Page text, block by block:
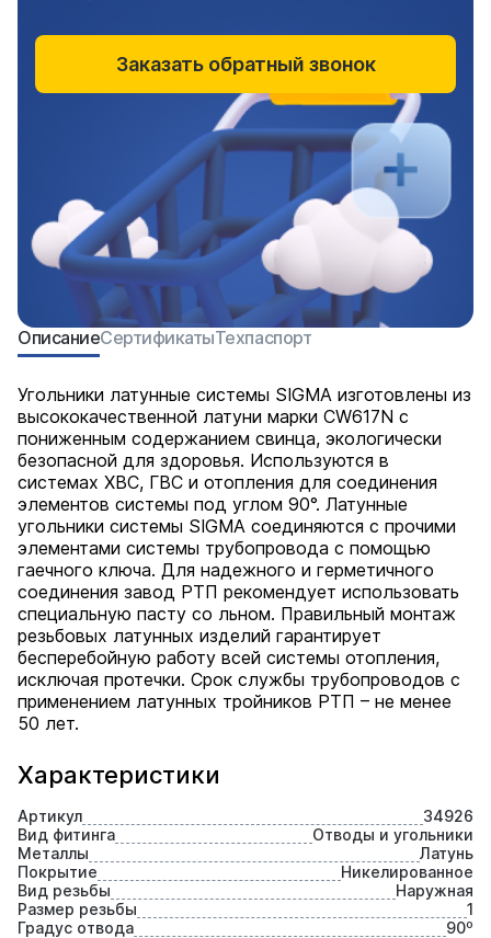
Характеристики
Артикул
34926
Вид фитинга
Отводы и угольники
Металлы
Латунь
Покрытие
Никелированное
Вид резьбы
Наружная
Размер резьбы
1
Градус отвода
90⁰
ОписаниеСертификатыТехпаспорт
Угольники латунные системы SIGMA изготовлены из
высококачественной латуни марки CW617N с
пониженным содержанием свинца, экологически
безопасной для здоровья. Используются в
системах ХВС, ГВС и отопления для соединения
элементов системы под углом 90°. Латунные
угольники системы SIGMA соединяются с прочими
элементами системы трубопровода с помощью
гаечного ключа. Для надежного и герметичного
соединения завод РТП рекомендует использовать
специальную пасту со льном. Правильный монтаж
резьбовых латунных изделий гарантирует
бесперебойную работу всей системы отопления,
исключая протечки. Срок службы трубопроводов с
применением латунных тройников РТП – не менее
50 лет.
Заказать обратный звонок